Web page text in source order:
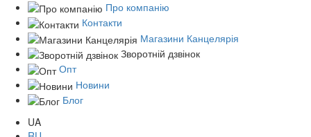
Про компанію
Контакти
Магазини Канцелярія
Зворотній дзвінок
Опт
Новини
Блог
UA